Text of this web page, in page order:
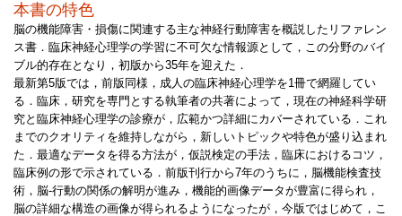
本書の特色
脳の機能障害・損傷に関連する主な神経行動障害を概説したリファレン
ス書．臨床神経心理学の学習に不可欠な情報源として，この分野のバイ
ブル的存在となり，初版から35年を迎えた．
最新第5版では，前版同様，成人の臨床神経心理学を1冊で網羅してい
る．臨床，研究を専門とする執筆者の共著によって，現在の神経科学研
究と臨床神経心理学の診療が，広範かつ詳細にカバーされている．これ
までのクオリティを維持しながら，新しいトピックや特色が盛り込まれ
た．最適なデータを得る方法が，仮説検定の手法，臨床におけるコツ，
臨床例の形で示されている．前版刊行から7年のうちに，脳機能検査技
術，脳-行動の関係の解明が進み，機能的画像データが豊富に得られ，
脳の詳細な構造の画像が得られるようになったが，今版ではじめて，こ